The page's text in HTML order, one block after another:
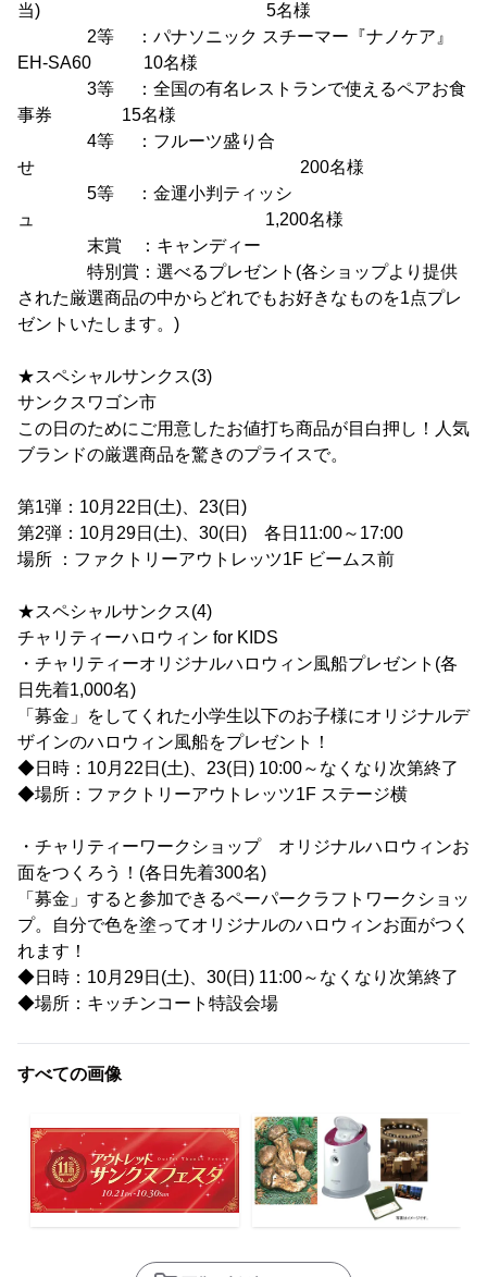
当) 5名様
2等 ：パナソニック スチーマー『ナノケア』
EH-SA60 10名様
3等 ：全国の有名レストランで使えるペアお食
事券 15名様
4等 ：フルーツ盛り合
せ 200名様
5等 ：金運小判ティッシ
ュ 1,200名様
末賞 ：キャンディー
特別賞：選べるプレゼント(各ショップより提供
された厳選商品の中からどれでもお好きなものを1点プレ
ゼントいたします。)
★スペシャルサンクス(3)
サンクスワゴン市
この日のためにご用意したお値打ち商品が目白押し！人気
ブランドの厳選商品を驚きのプライスで。
第1弾：10月22日(土)、23(日)
第2弾：10月29日(土)、30(日) 各日11:00～17:00
場所 ：ファクトリーアウトレッツ1F ビームス前
★スペシャルサンクス(4)
チャリティーハロウィン for KIDS
・チャリティーオリジナルハロウィン風船プレゼント(各
日先着1,000名)
「募金」をしてくれた小学生以下のお子様にオリジナルデ
ザインのハロウィン風船をプレゼント！
◆日時：10月22日(土)、23(日) 10:00～なくなり次第終了
◆場所：ファクトリーアウトレッツ1F ステージ横
・チャリティーワークショップ オリジナルハロウィンお
面をつくろう！(各日先着300名)
「募金」すると参加できるペーパークラフトワークショッ
プ。自分で色を塗ってオリジナルのハロウィンお面がつく
れます！
◆日時：10月29日(土)、30(日) 11:00～なくなり次第終了
◆場所：キッチンコート特設会場
すべての画像